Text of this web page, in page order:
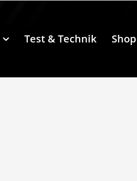
Test & Technik Shop